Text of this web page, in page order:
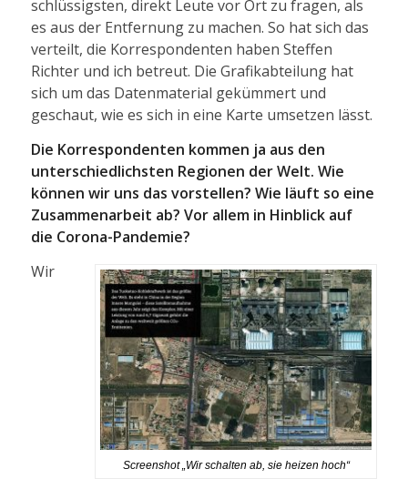
schlüssigsten, direkt Leute vor Ort zu fragen, als
es aus der Entfernung zu machen. So hat sich das
verteilt, die Korrespondenten haben Steffen
Richter und ich betreut. Die Grafikabteilung hat
sich um das Datenmaterial gekümmert und
geschaut, wie es sich in eine Karte umsetzen lässt.
Die Korrespondenten kommen ja aus den
unterschiedlichsten Regionen der Welt. Wie
können wir uns das vorstellen? Wie läuft so eine
Zusammenarbeit ab? Vor allem in Hinblick auf
die Corona-Pandemie?
Screenshot „Wir schalten ab, sie heizen hoch“
Wir